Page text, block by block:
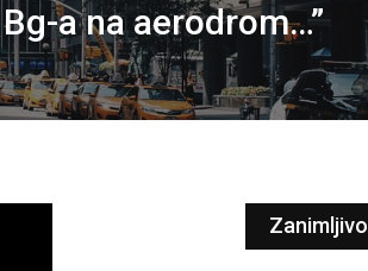
a na aerodrom…”
Zanimljivo